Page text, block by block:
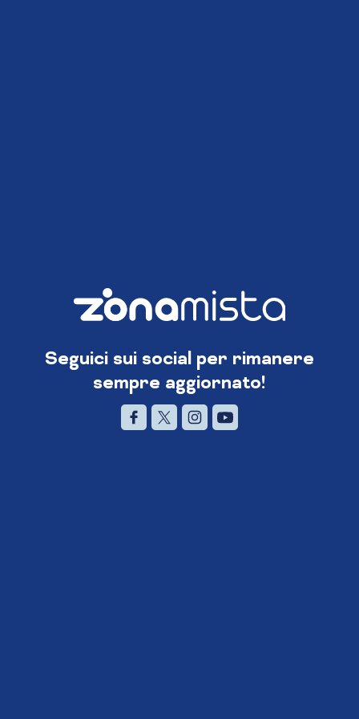
Seguici sui social per rimanere
sempre aggiornato!